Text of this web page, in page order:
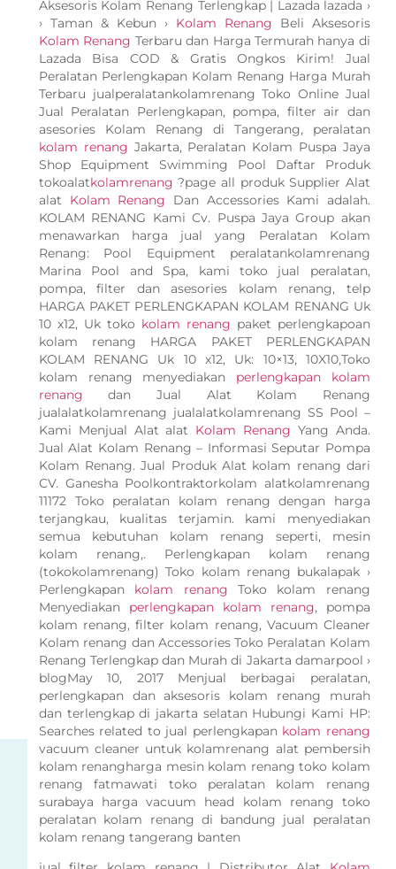
Aksesoris Kolam Renang Terlengkap | Lazada lazada ›
› Taman & Kebun ›Kolam Renang Beli Aksesoris
Kolam Renang Terbaru dan Harga Termurah hanya di
Lazada Bisa COD & Gratis Ongkos Kirim! Jual
Peralatan Perlengkapan Kolam Renang Harga Murah
Terbaru jualperalatankolamrenang Toko Online Jual
Jual Peralatan Perlengkapan, pompa, filter air dan
asesories Kolam Renang di Tangerang, peralatan
kolam renang Jakarta, Peralatan Kolam Puspa Jaya
Shop Equipment Swimming Pool Daftar Produk
tokoalatkolamrenang ?page all produk Supplier Alat
alat Kolam Renang Dan Accessories Kami adalah.
KOLAM RENANG Kami Cv. Puspa Jaya Group akan
menawarkan harga jual yang Peralatan Kolam
Renang: Pool Equipment peralatankolamrenang
Marina Pool and Spa, kami toko jual peralatan,
pompa, filter dan asesories kolam renang, telp
HARGA PAKET PERLENGKAPAN KOLAM RENANG Uk
10 x12, Uk toko kolam renang paket perlengkapoan
kolam renang HARGA PAKET PERLENGKAPAN
KOLAM RENANG Uk 10 x12, Uk: 10×13, 10X10,Toko
kolam renang menyediakan perlengkapan kolam
renang dan Jual Alat Kolam Renang
jualalatkolamrenang jualalatkolamrenang SS Pool –
Kami Menjual Alat alat Kolam Renang Yang Anda.
Jual Alat Kolam Renang – Informasi Seputar Pompa
Kolam Renang. Jual Produk Alat kolam renang dari
CV. Ganesha Poolkontraktorkolam alatkolamrenang
11172 Toko peralatan kolam renang dengan harga
terjangkau, kualitas terjamin. kami menyediakan
semua kebutuhan kolam renang seperti, mesin
kolam renang,. Perlengkapan kolam renang
(tokokolamrenang) Toko kolam renang bukalapak ›
Perlengkapan kolam renang Toko kolam renang
Menyediakan perlengkapan kolam renang, pompa
kolam renang, filter kolam renang, Vacuum Cleaner
Kolam renang dan Accessories Toko Peralatan Kolam
Renang Terlengkap dan Murah di Jakarta damarpool ›
blogMay 10, 2017 Menjual berbagai peralatan,
perlengkapan dan aksesoris kolam renang murah
dan terlengkap di jakarta selatan Hubungi Kami HP:
Searches related to jual perlengkapan kolam renang
vacuum cleaner untuk kolamrenang alat pembersih
kolam renangharga mesin kolam renang toko kolam
renang fatmawati toko peralatan kolam renang
surabaya harga vacuum head kolam renang toko
peralatan kolam renang di bandung jual peralatan
kolam renang tangerang banten